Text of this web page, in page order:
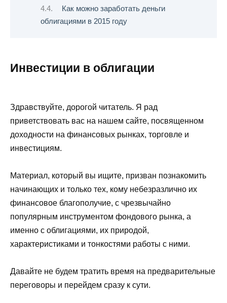
Как можно заработать деньги
облигациями в 2015 году
Инвестиции в облигации
Здравствуйте, дорогой читатель. Я рад
приветствовать вас на нашем сайте, посвященном
доходности на финансовых рынках, торговле и
инвестициям.
Материал, который вы ищите, призван познакомить
начинающих и только тех, кому небезразлично их
финансовое благополучие, с чрезвычайно
популярным инструментом фондового рынка, а
именно с облигациями, их природой,
характеристиками и тонкостями работы с ними.
Давайте не будем тратить время на предварительные
переговоры и перейдем сразу к сути.